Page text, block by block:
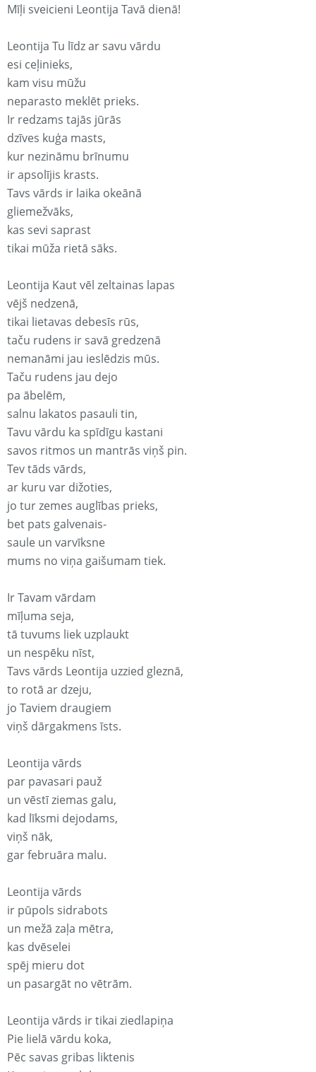
Mīļi sveicieni Leontija Tavā dienā!
Leontija Tu līdz ar savu vārdu
esi ceļinieks,
kam visu mūžu
neparasto meklēt prieks.
Ir redzams tajās jūrās
dzīves kuģa masts,
kur nezināmu brīnumu
ir apsolījis krasts.
Tavs vārds ir laika okeānā
gliemežvāks,
kas sevi saprast
tikai mūža rietā sāks.
Leontija Kaut vēl zeltainas lapas
vējš nedzenā,
tikai lietavas debesīs rūs,
taču rudens ir savā gredzenā
nemanāmi jau ieslēdzis mūs.
Taču rudens jau dejo
pa ābelēm,
salnu lakatos pasauli tin,
Tavu vārdu ka spīdīgu kastani
savos ritmos un mantrās viņš pin.
Tev tāds vārds,
ar kuru var dižoties,
jo tur zemes auglības prieks,
bet pats galvenais-
saule un varvīksne
mums no viņa gaišumam tiek.
Ir Tavam vārdam
mīļuma seja,
tā tuvums liek uzplaukt
un nespēku nīst,
Tavs vārds Leontija uzzied gleznā,
to rotā ar dzeju,
jo Taviem draugiem
viņš dārgakmens īsts.
Leontija vārds
par pavasari pauž
un vēstī ziemas galu,
kad līksmi dejodams,
viņš nāk,
gar februāra malu.
Leontija vārds
ir pūpols sidrabots
un mežā zaļa mētra,
kas dvēselei
spēj mieru dot
un pasargāt no vētrām.
Leontija vārds ir tikai ziedlapiņa
Pie lielā vārdu koka,
Pēc savas gribas liktenis